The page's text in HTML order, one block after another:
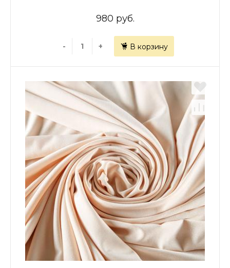
980 руб.
- + В корзину